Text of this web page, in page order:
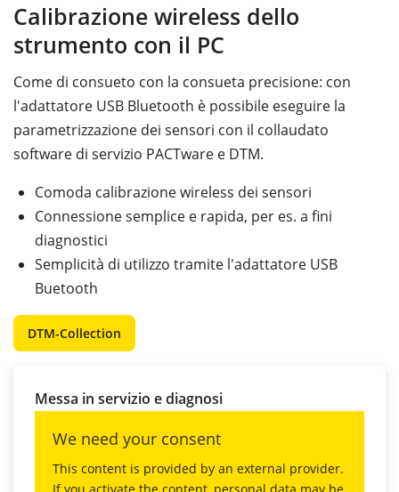
Calibrazione wireless dello
strumento con il PC
Come di consueto con la consueta precisione: con
l'adattatore USB Bluetooth è possibile eseguire la
parametrizzazione dei sensori con il collaudato
software di servizio PACTware e DTM.
Comoda calibrazione wireless dei sensori
Connessione semplice e rapida, per es. a fini
diagnostici
Semplicità di utilizzo tramite l'adattatore USB
Buetooth
DTM-Collection
Messa in servizio e diagnosi
We need your consent
This content is provided by an external provider.